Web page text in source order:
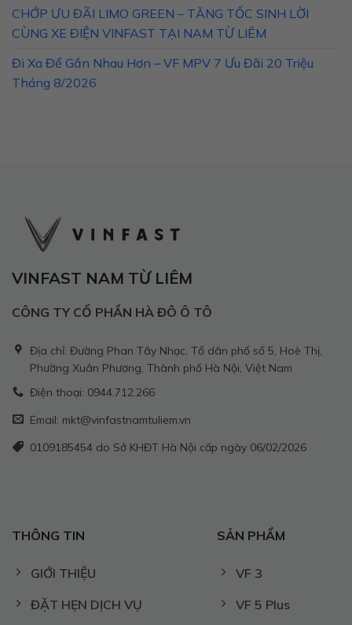
CHỚP ƯU ĐÃI LIMO GREEN – TĂNG TỐC SINH LỜI
CÙNG XE ĐIỆN VINFAST TẠI NAM TỪ LIÊM
Đi Xa Để Gần Nhau Hơn – VF MPV 7 Ưu Đãi 20 Triệu
Tháng 8/2026
VINFAST NAM TỪ LIÊM
CÔNG TY CỔ PHẦN HÀ ĐÔ Ô TÔ
Địa chỉ: Đường Phan Tây Nhạc, Tổ dân phố số 5, Hoè Thị,
Phường Xuân Phương, Thành phố Hà Nội, Việt Nam
Điện thoại: 0944.712.266
Email: mkt@vinfastnamtuliem.vn
0109185454 do Sở KHĐT Hà Nội cấp ngày 06/02/2026
THÔNG TIN
GIỚI THIỆU
ĐẶT HẸN DỊCH VỤ
SẢN PHẨM
VF 3
VF 5 Plus